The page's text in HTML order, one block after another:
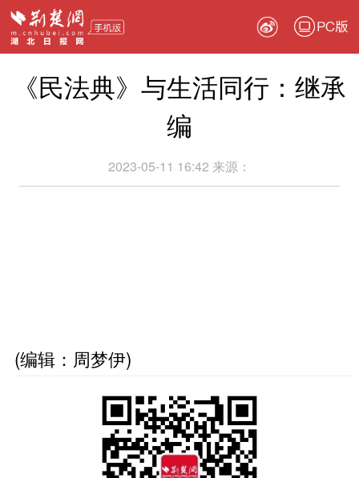
PC版
《民法典》与生活同行：继承
编
2023-05-11 16:42 来源：
(编辑：周梦伊)